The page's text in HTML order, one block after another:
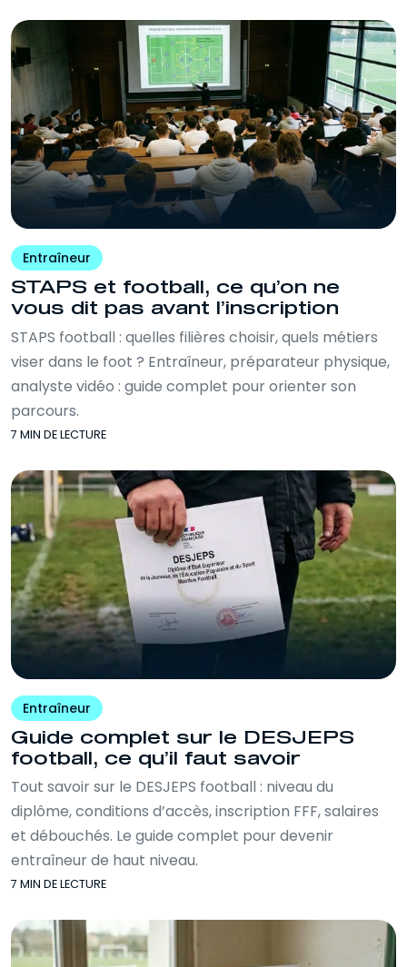
Entraîneur
STAPS et football, ce qu’on ne
vous dit pas avant l’inscription
STAPS football : quelles filières choisir, quels métiers
viser dans le foot ? Entraîneur, préparateur physique,
analyste vidéo : guide complet pour orienter son
parcours.
7 MIN DE LECTURE
Entraîneur
Guide complet sur le DESJEPS
football, ce qu’il faut savoir
Tout savoir sur le DESJEPS football : niveau du
diplôme, conditions d’accès, inscription FFF, salaires
et débouchés. Le guide complet pour devenir
entraîneur de haut niveau.
7 MIN DE LECTURE